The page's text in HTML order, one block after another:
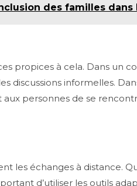
des familles dans
propices à cela. Dans un
discussions informelles.
personnes de se
les échanges à distance.
d’utiliser les outils